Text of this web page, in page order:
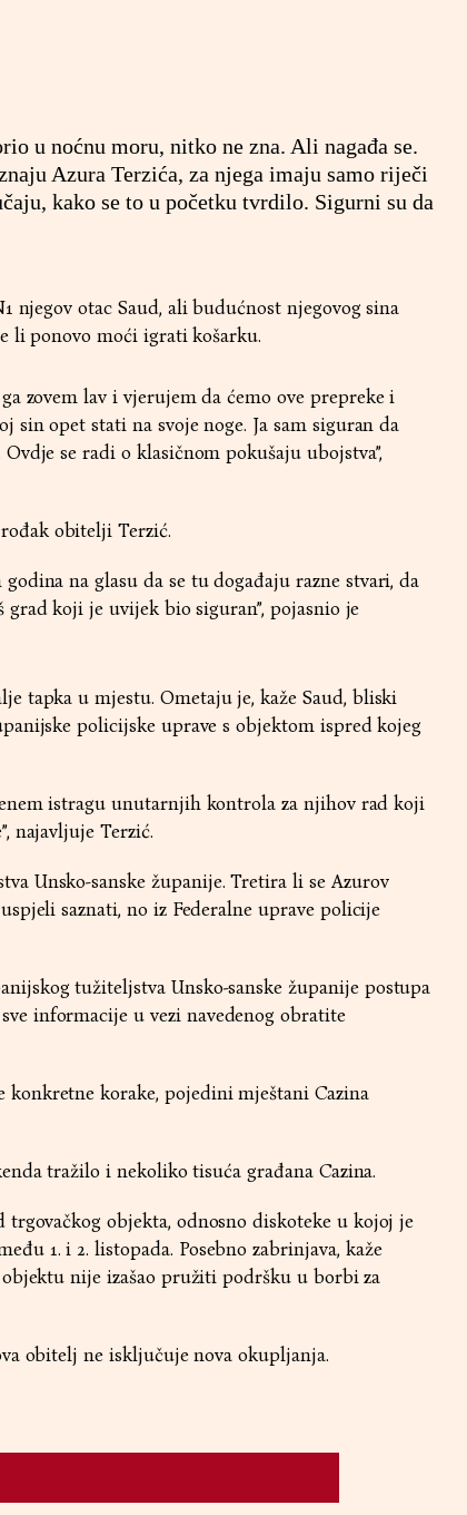
u noćnu moru, nitko ne zna. Ali nagađa se.
Azura Terzića, za njega imaju samo riječi
kako se to u početku tvrdilo. Sigurni su da
njegov otac Saud, ali budućnost njegovog sina
li ponovo moći igrati košarku.
zovem lav i vjerujem da ćemo ove prepreke i
opet stati na svoje noge. Ja sam siguran da
se radi o klasičnom pokušaju ubojstva”,
obitelji Terzić.
na glasu da se tu događaju razne stvari, da
grad koji je uvijek bio siguran”, pojasnio je
tapka u mjestu. Ometaju je, kaže Saud, bliski
policijske uprave s objektom ispred kojeg
istragu unutarnjih kontrola za njihov rad koji
najavljuje Terzić.
Unsko-sanske županije. Tretira li se Azurov
saznati, no iz Federalne uprave policije
tužiteljstva Unsko-sanske županije postupa
informacije u vezi navedenog obratite
konkretne korake, pojedini mještani Cazina
tražilo i nekoliko tisuća građana Cazina.
objekta, odnosno diskoteke u kojoj je
1. i 2. listopada. Posebno zabrinjava, kaže
nije izašao pružiti podršku u borbi za
obitelj ne isključuje nova okupljanja.